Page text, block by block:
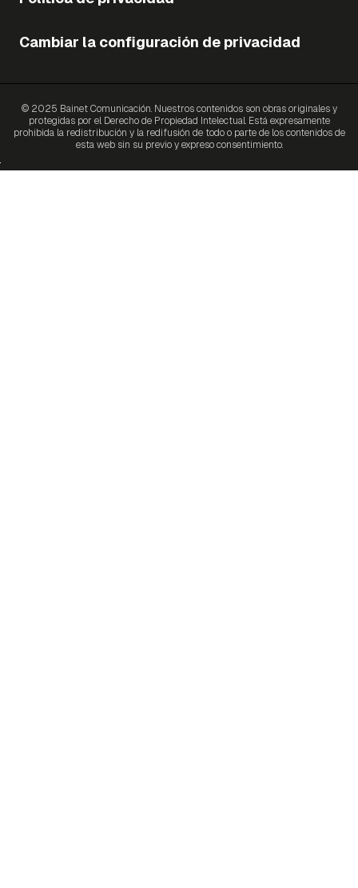
Cambiar la configuración de privacidad
© 2025 Bainet Comunicación. Nuestros contenidos son obras originales y
protegidas por el Derecho de Propiedad Intelectual. Está expresamente
prohibida la redistribución y la redifusión de todo o parte de los contenidos de
esta web sin su previo y expreso consentimiento.